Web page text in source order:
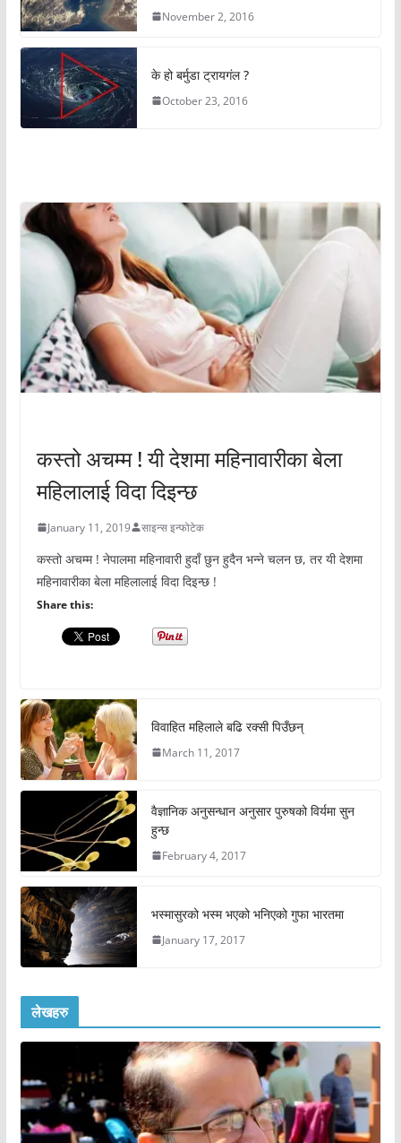
November 2, 2016
के हो बर्मुडा ट्रायगंल ?
October 23, 2016
कस्तो अचम्म ! यी देशमा महिनावारीका बेला
महिलालाई विदा दिइन्छ
January 11, 2019 साइन्स इन्फोटेक
कस्तो अचम्म ! नेपालमा महिनावारी हुदाँ छुन हुदैन भन्ने चलन छ, तर यी देशमा
महिनावारीका बेला महिलालाई विदा दिइन्छ !
Share this:
विवाहित महिलाले बढि रक्सी पिउँछन्
March 11, 2017
वैज्ञानिक अनुसन्धान अनुसार पुरुषको विर्यमा सुन
हुन्छ
February 4, 2017
भस्मासुरको भस्म भएको भनिएको गुफा भारतमा
January 17, 2017
लेखहरु